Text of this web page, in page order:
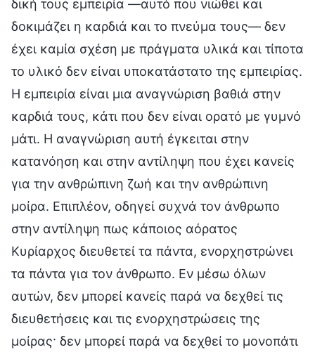
δική τους εμπειρία —αυτό που νιώθει και
δοκιμάζει η καρδιά και το πνεύμα τους— δεν
έχει καμία σχέση με πράγματα υλικά και τίποτα
το υλικό δεν είναι υποκατάστατο της εμπειρίας.
Η εμπειρία είναι μια αναγνώριση βαθιά στην
καρδιά τους, κάτι που δεν είναι ορατό με γυμνό
μάτι. Η αναγνώριση αυτή έγκειται στην
κατανόηση και στην αντίληψη που έχει κανείς
για την ανθρώπινη ζωή και την ανθρώπινη
μοίρα. Επιπλέον, οδηγεί συχνά τον άνθρωπο
στην αντίληψη πως κάποιος αόρατος
Κυρίαρχος διευθετεί τα πάντα, ενορχηστρώνει
τα πάντα για τον άνθρωπο. Εν μέσω όλων
αυτών, δεν μπορεί κανείς παρά να δεχθεί τις
διευθετήσεις και τις ενορχηστρώσεις της
μοίρας· δεν μπορεί παρά να δεχθεί το μονοπάτι